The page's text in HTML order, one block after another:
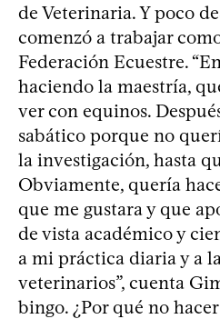
de Veterinaria. Y poco
comenzó a trabajar
Federación Ecuestre.
haciendo la maestría,
ver con equinos.
sabático porque no
la investigación, hasta
Obviamente, quería
que me gustara y que
de vista académico y
a mi práctica diaria y a
veterinarios”, cuenta
bingo. ¿Por qué no